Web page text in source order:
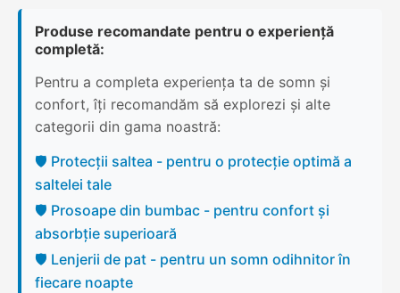
Produse recomandate pentru o experiență
completă:
Pentru a completa experiența ta de somn și
confort, îți recomandăm să explorezi și alte
categorii din gama noastră:
🛡️ Protecții saltea - pentru o protecție optimă a
saltelei tale
🛡️ Prosoape din bumbac - pentru confort și
absorbție superioară
🛡️ Lenjerii de pat - pentru un somn odihnitor în
fiecare noapte